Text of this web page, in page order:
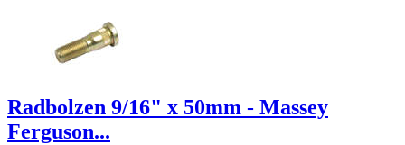
Radbolzen 9/16" x 50mm - Massey
Ferguson...